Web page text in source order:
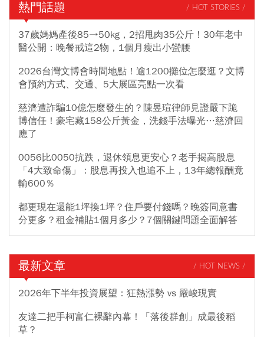
熱門話題 / HOT STORIES /
37歲媽媽產後85→50kg，2招甩肉35公斤！30年老中
醫公開：晚餐戒這2物，1個月瘦出小蠻腰
2026台灣文博會時間地點！逾1200攤位怎麼逛？文博
會預約方式、交通、5大展區亮點一次看
慈濟遭詐騙10億怎麼發生的？陳昱瑄律師見證嚴下跪
博信任！豪宅藏158公斤黃金，洗錢手法曝光…慈濟回
應了
0056比0050抗跌，退休領息更安心？老手揭高股息
「4大致命傷」：股息再投入也追不上，13年總報酬竟
輸600％
都更現在還能1坪換1坪？住戶要付錢嗎？晚簽同意書
分更多？租金補貼1個月多少？7個關鍵問題全面解答
最新文章 / HOT NEWS /
2026年下半年投資展望：狂熱漲勢 vs 嚴峻現實
友達二把手柯富仁裸辭內幕！「落後群創」成最後稻
草？